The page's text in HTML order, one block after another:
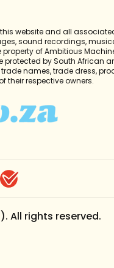
website and all
sound recordings,
of Ambitious
protected by South African
names, trade dress,
their respective owners.
All rights reserved.